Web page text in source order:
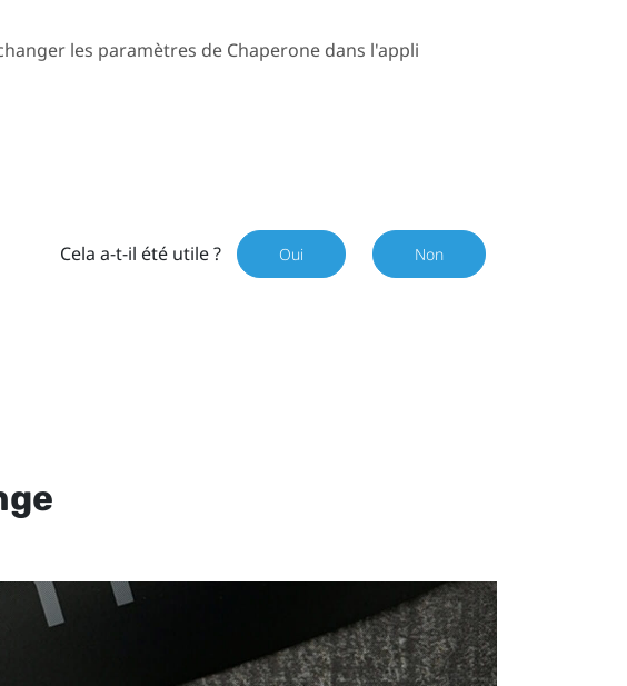
les paramètres de Chaperone dans l'appli
Cela a-t-il été utile ? Oui Non